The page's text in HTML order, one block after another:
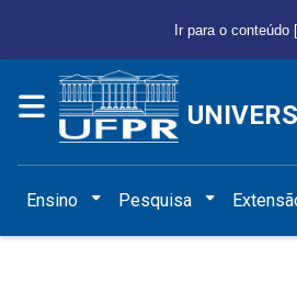
Ir para o conteúdo
Ensino Pesquisa